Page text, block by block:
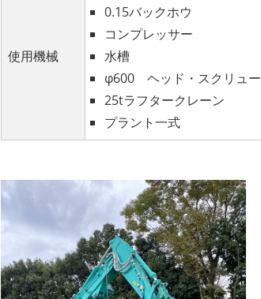
使用機械
0.15バックホウ
コンプレッサー
水槽
φ600 ヘッド・スクリュー
25tラフタークレーン
プラント一式